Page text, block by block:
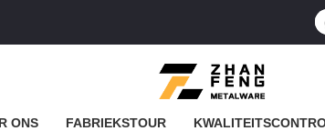
ONS FABRIEKSTOUR